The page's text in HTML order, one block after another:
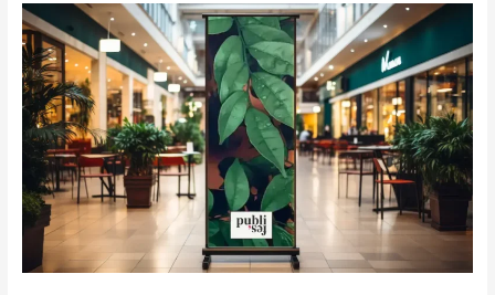
Roll
ups
personalizados:
comunicación
visual
práctica,
elegante
efectiva